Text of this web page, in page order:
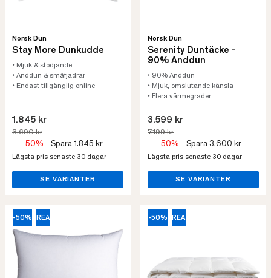
Norsk Dun
Stay More Dunkudde
• Mjuk & stödjande
• Anddun & småfjädrar
• Endast tillgänglig online
1.845 kr
3.690 kr
-50% Spara 1.845 kr
Lägsta pris senaste 30 dagar
SE VARIANTER
Norsk Dun
Serenity Duntäcke -
90% Anddun
• 90% Anddun
• Mjuk, omslutande känsla
• Flera värmegrader
3.599 kr
7.199 kr
-50% Spara 3.600 kr
Lägsta pris senaste 30 dagar
SE VARIANTER
-50% REA -50% REA